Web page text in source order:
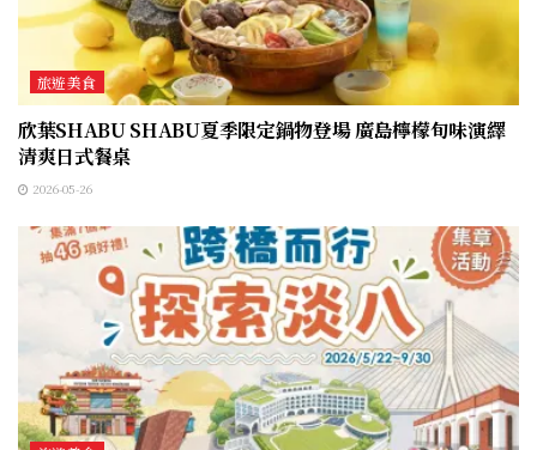
旅遊美食
欣葉SHABU SHABU夏季限定鍋物登場 廣島檸檬旬味演繹
清爽日式餐桌
2026-05-26